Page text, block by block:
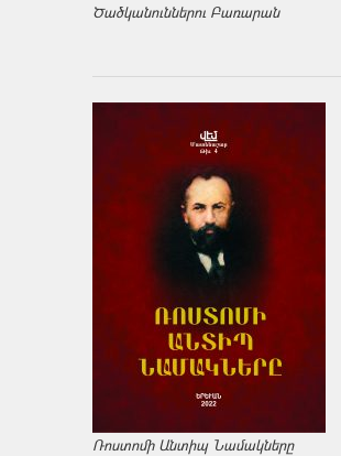
Ծածկանուններու Բառարան
Ռոստոմի Անտիպ Նամակները